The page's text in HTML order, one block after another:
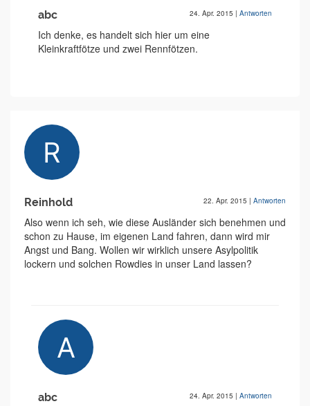
abc 24. Apr. 2015 | Antworten
Ich denke, es handelt sich hier um eine
Kleinkraftfötze und zwei Rennfötzen.
Reinhold 22. Apr. 2015 | Antworten
Also wenn ich seh, wie diese Ausländer sich benehmen und
schon zu Hause, im eigenen Land fahren, dann wird mir
Angst und Bang. Wollen wir wirklich unsere Asylpolitik
lockern und solchen Rowdies in unser Land lassen?
abc 24. Apr. 2015 | Antworten